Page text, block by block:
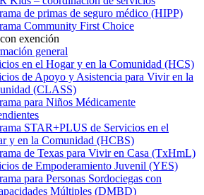
de primas de seguro médico (HIPP)
Community First Choice
exención
general
en el Hogar y en la Comunidad (HCS)
de Apoyo y Asistencia para Vivir en la
(CLASS)
para Niños Médicamente
STAR+PLUS de Servicios en el
y en la Comunidad (HCBS)
de Texas para Vivir en Casa (TxHmL)
de Empoderamiento Juvenil (YES)
para Personas Sordociegas con
Múltiples (DMBD)